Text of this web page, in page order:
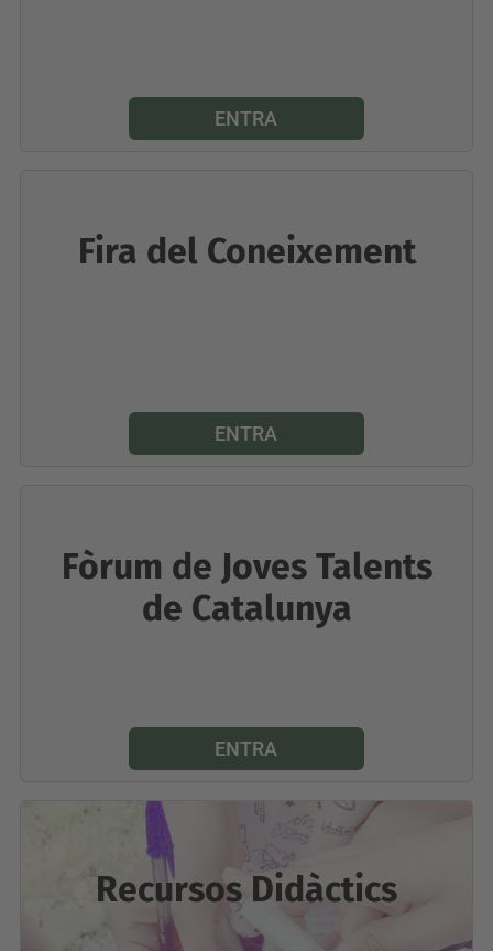
ENTRA
Fira del Coneixement
ENTRA
Fòrum de Joves Talents
de Catalunya
ENTRA
Recursos Didàctics